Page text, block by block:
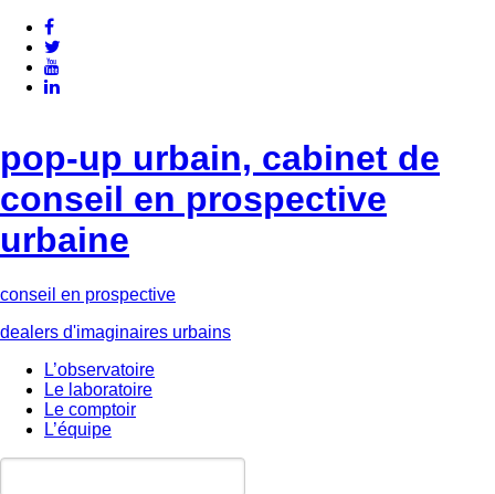
pop-up urbain, cabinet de
conseil en prospective
urbaine
conseil en prospective
dealers d'imaginaires urbains
L’observatoire
Le laboratoire
Le comptoir
L’équipe